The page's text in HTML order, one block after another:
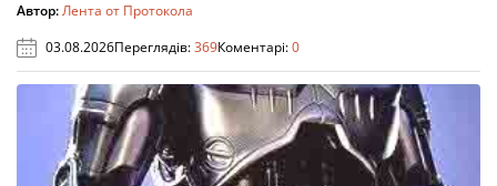
Автор:Лента от Протокола
03.08.2026Переглядів:369Коментарі:0